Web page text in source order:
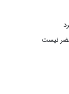
نیست